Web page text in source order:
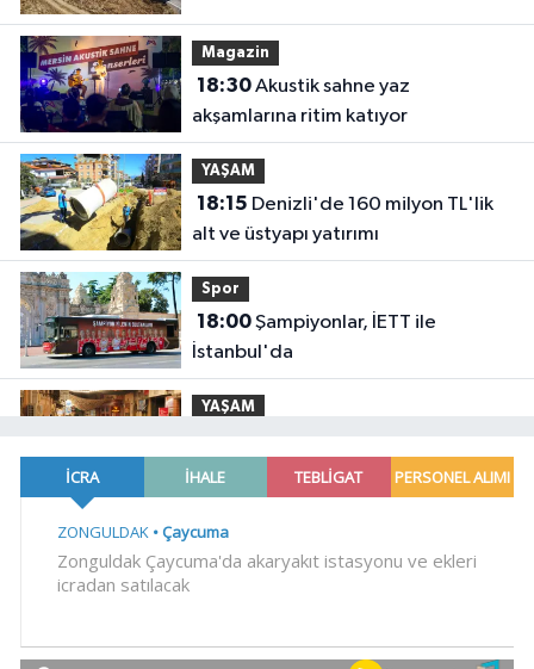
Magazin
18:30Akustik sahne yaz
akşamlarına ritim katıyor
YAŞAM
18:15
alt ve üstyapı yatırımı
Spor
18:00Şampiyonlar, İETT ile
İstanbul'da
YAŞAM
pazarı renk katıyor
17:30DAĞDER ve BUMEV'den